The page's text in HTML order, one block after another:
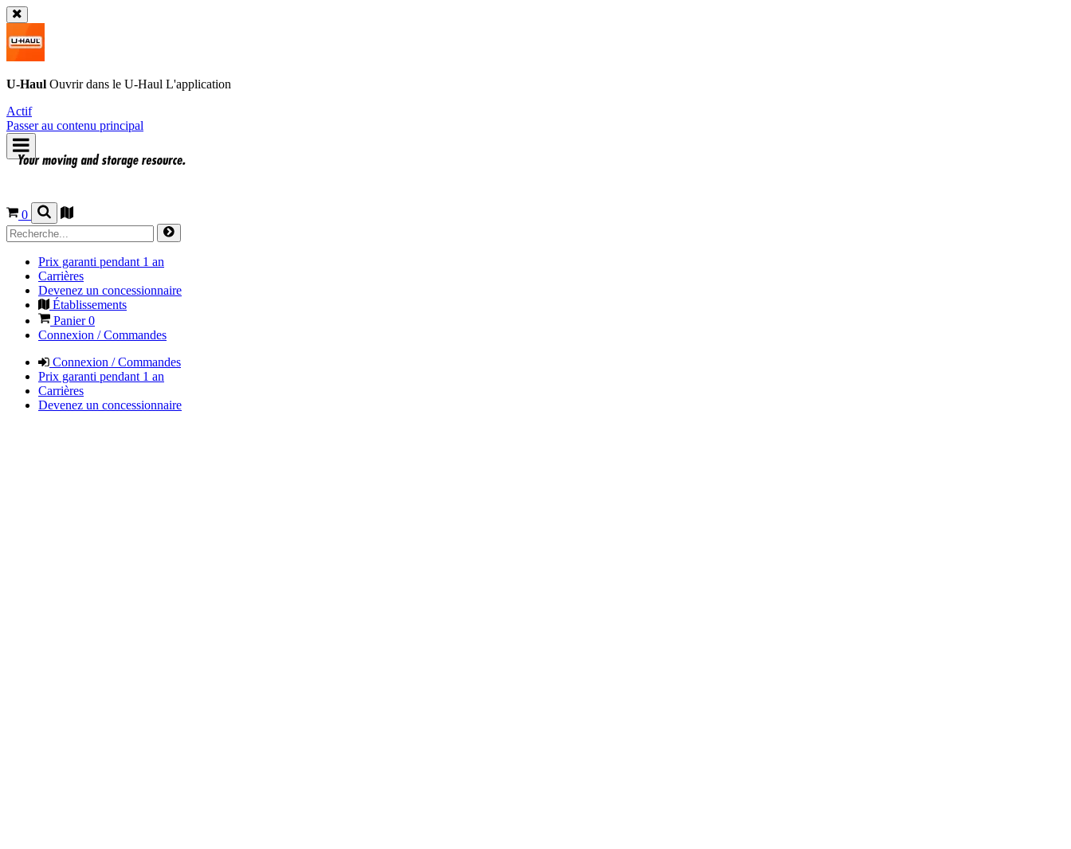
U-Haul Ouvrir dans le U-Haul L'application
Actif
Passer au contenu principal
0
Prix garanti pendant 1 an
Carrières
Devenez un concessionnaire
Établissements
Panier0
Connexion / Commandes
Connexion / Commandes
Prix garanti pendant 1 an
Carrières
Devenez un concessionnaire